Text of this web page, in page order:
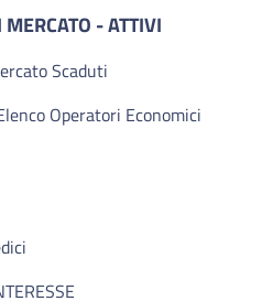
- ATTIVI
Scaduti
Operatori Economici